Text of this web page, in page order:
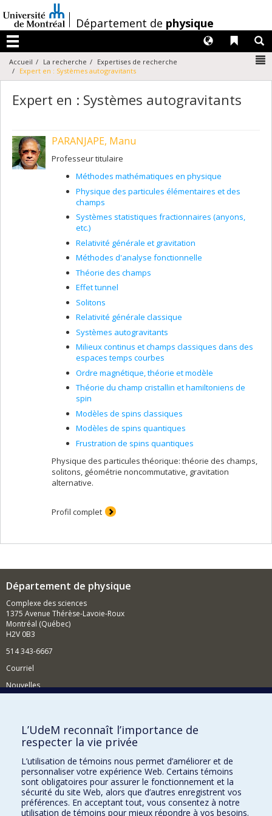
au
contenu
/Département de physique
Menu
Liens
Langues
Accueil La recherche
Expertises de recherche
Expert en : Systèmes autogravitants
Expert en : Systèmes autogravitants
PARANJAPE, Manu
Professeur titulaire
Méthodes mathématiques en physique
Physique des particules élémentaires et des
champs
Systèmes statistiques fractionnaires (anyons,
etc.)
Relativité générale et gravitation
Méthodes d'analyse fonctionnelle
Théorie des champs
Effet tunnel
Solitons
Relativité générale classique
Systèmes autogravitants
Milieux continus et champs classiques dans des
espaces temps courbes
Ordre magnétique, théorie et modèle
Théorie du champ cristallin et hamiltoniens de
spin
Modèles de spins classiques
Modèles de spins quantiques
Frustration de spins quantiques
Physique des particules théorique: théorie des champs,
solitons, géométrie noncommutative, gravitation
alternative.
Profil complet
Département de physique
Complexe des sciences
1375 Avenue Thérèse-Lavoie-Roux
Montréal (Québec)
H2V 0B3
514 343-6667
Courriel
Nouvelles
Comment soutenir le Département?
BESOIN D'AIDE?
Plan du site
Signaler une erreur
Accessibilité
L’UdeM reconnaît l’importance de
respecter la vie privée
L’utilisation de témoins nous permet d’améliorer et de
personnaliser votre expérience Web. Certains témoins
sont obligatoires pour assurer le fonctionnement et la
sécurité du site Web, alors que d’autres enregistrent vos
préférences. En acceptant tout, vous consentez à notre
utilisation de témoins pour mieux répondre à vos besoins.